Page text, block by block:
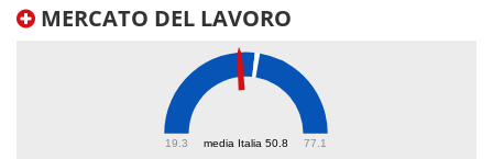
MERCATO DEL LAVORO
media Italia 50.8
19.3 77.1